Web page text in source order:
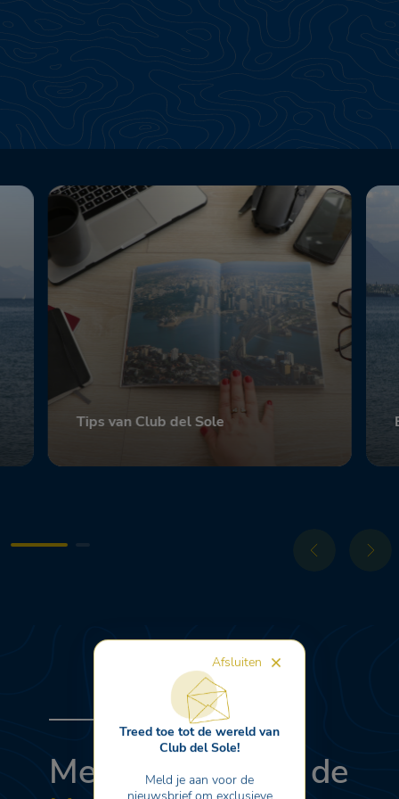
Continua a esplorare
Tips van Club del Sole
Scopri
Meld je aan voor de
Afsluiten
Treed toe tot de wereld van
Club del Sole!
Meld je aan voor de